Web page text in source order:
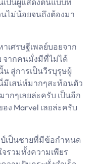
เป็นผู้แสดงต้นแบบที่
ไม่น้อยจนถึงต้องมา
เศรษฐีเพลย์บอยจาก
จากคนมั่งมีที่ไม่ได้
สู่การเป็นวีรบุรุษผู้
มีเสน่ห์มากๆสะท้อนตัว
กๆเลยล่ะครับ เป็นอีก
ง Marvel เลยล่ะครับ
เป็นชายที่มีข้อกำหนด
รวมทั้งความเพียร